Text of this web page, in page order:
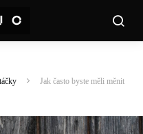
Jak často byste měli měnit